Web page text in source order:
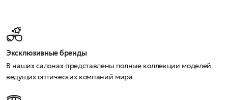
Эксклюзивные бренды
В наших салонах представлены полные коллекции моделей
ведущих оптических компаний мира